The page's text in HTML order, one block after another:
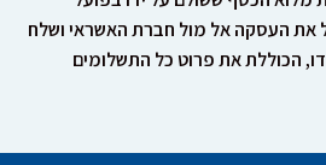
את העסקה אל מול חברת האשראי ושלח
, הכוללת את פרוט כל התשלומים